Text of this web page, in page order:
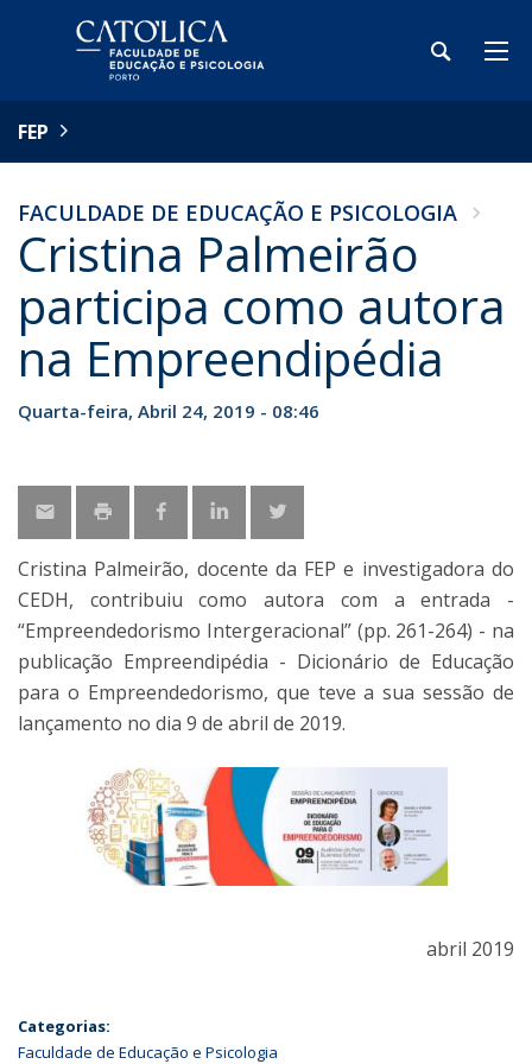
FEP
FACULDADE DE EDUCAÇÃO E PSICOLOGIA
Cristina Palmeirão
participa como autora
na Empreendipédia
Quarta-feira, Abril 24, 2019 - 08:46
Cristina Palmeirão, docente da FEP e investigadora do
CEDH, contribuiu como autora com a entrada -
“Empreendedorismo Intergeracional” (pp. 261-264) - na
publicação Empreendipédia - Dicionário de Educação
para o Empreendedorismo, que teve a sua sessão de
lançamento no dia 9 de abril de 2019.
abril 2019
Categorias:
Faculdade de Educação e Psicologia